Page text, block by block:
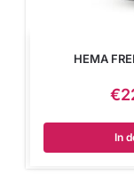
HEMA
€
In